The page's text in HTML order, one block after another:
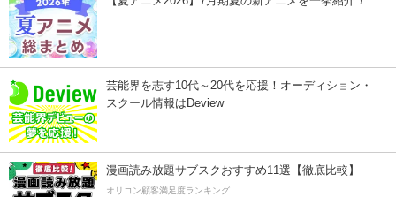
芸能界を志す10代～20代を応援！オーディション・
スクール情報はDeview
漫画読み放題サブスクおすすめ11選【徹底比較】
オリコン顧客満足度ランキング